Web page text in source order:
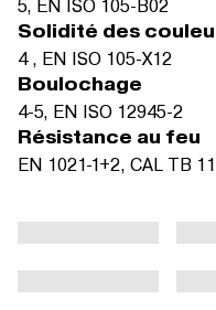
Solidité des
4 , EN ISO 105-X12
Boulochage
4-5, EN ISO 12945-2
Résistance au feu
EN 1021-1+2, CAL TB